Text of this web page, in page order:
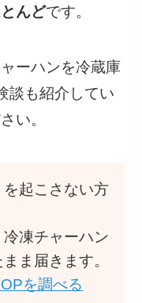
んどです。
ーハンを冷蔵庫
談も紹介してい
い。
起こさない方
凍チャーハン
ま届きます。
を調べる